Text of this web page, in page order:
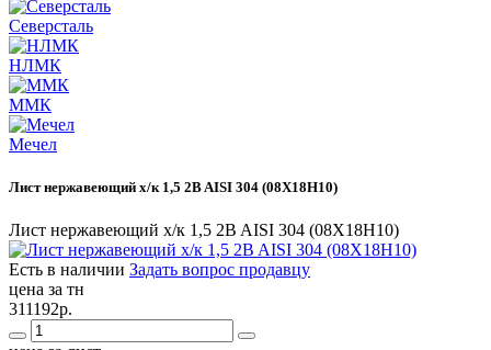
Северсталь
НЛМК
ММК
Мечел
Лист нержавеющий х/к 1,5 2B AISI 304 (08Х18Н10)
Лист нержавеющий х/к 1,5 2B AISI 304 (08Х18Н10)
Есть в наличии Задать вопрос продавцу
цена за тн
311192р.